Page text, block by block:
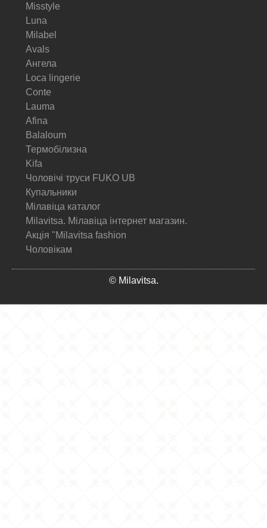
Misstyle
Luna
Milabel
Avals
Ангела
Loca lingerie
Conte
Lauma
Afina
Balaloum
Термобілизна
Kifa
Чоловічі труси FUKO UB
Купальники
Мілавіца каталог
Milavitsa. Мілавіца інтернет магазин.
Акція "Milavitsa fashion
Чоловікам
© Milavitsa.